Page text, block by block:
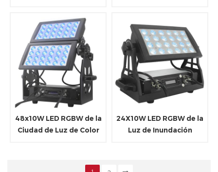
48x10W LED RGBW de la
Ciudad de Luz de Color
24X10W LED RGBW de la
Luz de Inundación